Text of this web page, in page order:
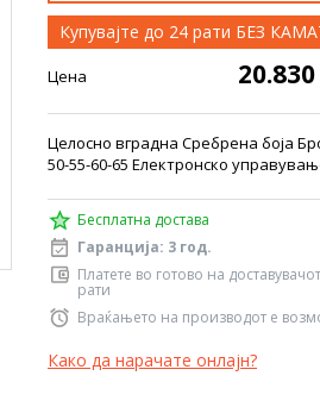
Купувајте до 24 рати БЕЗ
Цена
Целосно вградна Сребрена боја
50-55-60-65 Електронско
Бесплатна достава
Гаранција: 3 год.
Платете во готово на
рати
Враќањето на производот е
Како да нарачате онлајн?